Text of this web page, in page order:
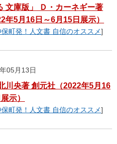
文庫版」 Ｄ・カーネギー著
年5月16日～6月15日展示）
町発！人文書 自信のオススメ]
05月13日
川央著 創元社（2022年5月16
示）
町発！人文書 自信のオススメ]